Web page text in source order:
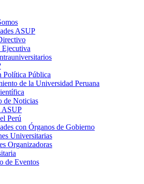
ASUP
Política Pública
de la Universidad Peruana
de Noticias
ASUP
Perú
con Órganos de Gobierno
Universitarias
Organizadoras
de Eventos